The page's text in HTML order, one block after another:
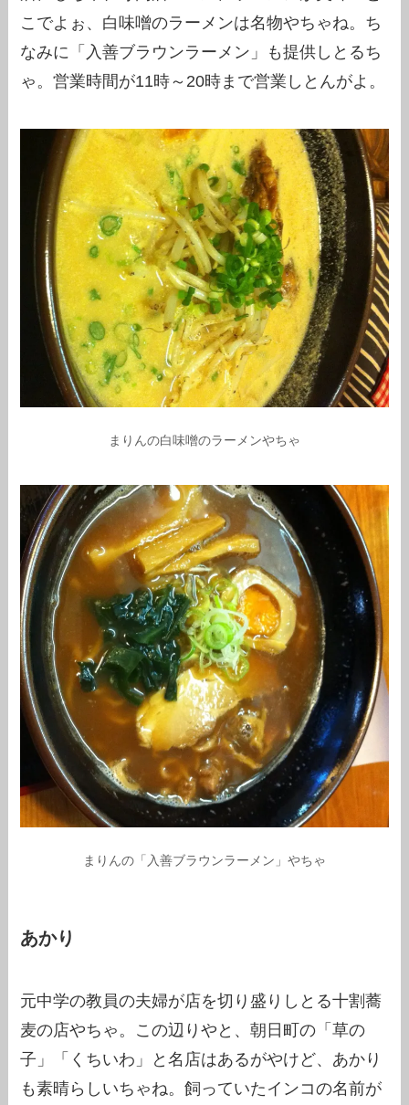
こでよぉ、白味噌のラーメンは名物やちゃね。ち
なみに「入善ブラウンラーメン」も提供しとるち
ゃ。営業時間が11時～20時まで営業しとんがよ。
まりんの白味噌のラーメンやちゃ
まりんの「入善ブラウンラーメン」やちゃ
あかり
元中学の教員の夫婦が店を切り盛りしとる十割蕎
麦の店やちゃ。この辺りやと、朝日町の「草の
子」「くちいわ」と名店はあるがやけど、あかり
も素晴らしいちゃね。飼っていたインコの名前が